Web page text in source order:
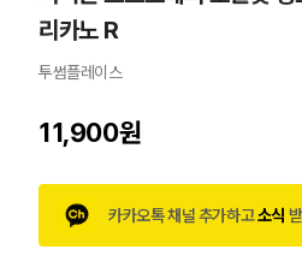
리카노 R
투썸플레이스
11,900원
카카오톡 채널 추가하고소식